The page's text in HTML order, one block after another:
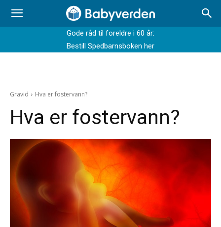
Gode råd til foreldre i 60 år:
Bestill Spedbarnsboken her
Gravid Hva er fostervann?
Hva er fostervann?